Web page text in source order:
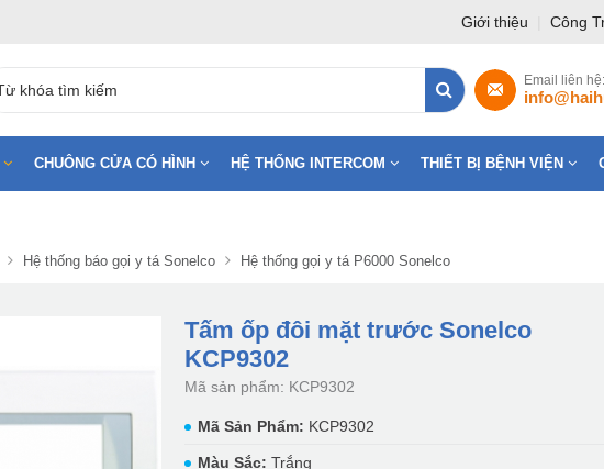
Giới thiệu Công
Email liên hệ:
CHUÔNG CỬA CÓ HÌNH HỆ THỐNG INTERCOM THIẾT BỊ BỆNH VIỆN
Hệ thống báo gọi y tá Sonelco Hệ thống gọi y tá P6000 Sonelco
Tấm ốp đôi mặt trước Sonelco
KCP9302
Mã sản phẩm: KCP9302
Mã Sản Phẩm: KCP9302
Màu Sắc: Trắng